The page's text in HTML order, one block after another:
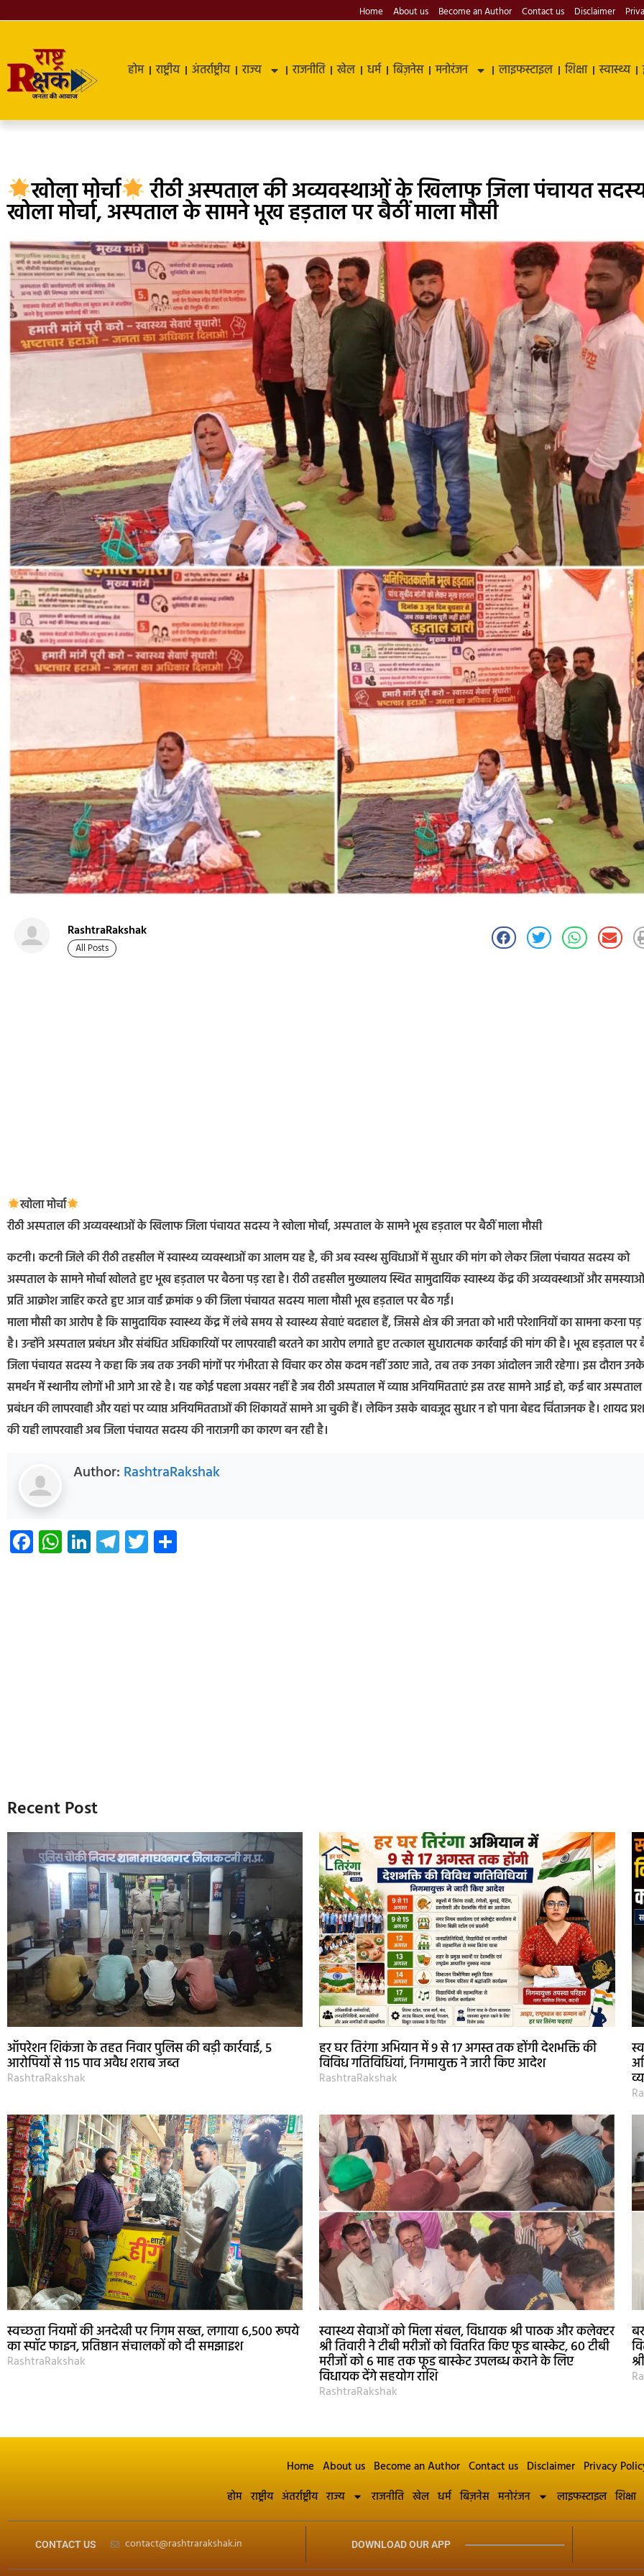
Home About us Become an Author Contact us Disclaimer
होम राष्ट्रीय अंतर्राष्ट्रीय राज्य राजनीति खेल धर्म बिज़नेस मनोरंजन लाइफस्टाइल शिक्षा स्वास्थ्य
खोला मोर्चा रीठी अस्पताल की अव्यवस्थाओं के खिलाफ जिला पंचायत
खोला मोर्चा, अस्पताल के सामने भूख हड़ताल पर बैठीं माला मौसी
RashtraRakshak
All Posts
खोला मोर्चा
रीठी अस्पताल की अव्यवस्थाओं के खिलाफ जिला पंचायत सदस्य ने खोला मोर्चा, अस्पताल के सामने भूख हड़ताल पर बैठीं माला मौसी
कटनी। कटनी जिले की रीठी तहसील में स्वास्थ्य व्यवस्थाओं का आलम यह है, की अब स्वस्थ सुविधाओं में सुधार की मांग को लेकर जिला पंचायत सदस्य को
अस्पताल के सामने मोर्चा खोलते हुए भूख हड़ताल पर बैठना पड़ रहा है। रीठी तहसील मुख्यालय स्थित सामुदायिक स्वास्थ्य केंद्र की अव्यवस्थाओं और
प्रति आक्रोश जाहिर करते हुए आज वार्ड क्रमांक 9 की जिला पंचायत सदस्य माला मौसी भूख हड़ताल पर बैठ गईं।
माला मौसी का आरोप है कि सामुदायिक स्वास्थ्य केंद्र में लंबे समय से स्वास्थ्य सेवाएं बदहाल हैं, जिससे क्षेत्र की जनता को भारी परेशानियों का सामना करना पड़
है। उन्होंने अस्पताल प्रबंधन और संबंधित अधिकारियों पर लापरवाही बरतने का आरोप लगाते हुए तत्काल सुधारात्मक कार्रवाई की मांग की है। भूख हड़ताल पर
जिला पंचायत सदस्य ने कहा कि जब तक उनकी मांगों पर गंभीरता से विचार कर ठोस कदम नहीं उठाए जाते, तब तक उनका आंदोलन जारी रहेगा। इस दौरान उनके
समर्थन में स्थानीय लोगों भी आगे आ रहे है। यह कोई पहला अवसर नहीं है जब रीठी अस्पताल में व्याप्त अनियमितताएं इस तरह सामने आई हो, कई बार अस्पताल
प्रबंधन की लापरवाही और यहां पर व्याप्त अनियमितताओं की शिकायतें सामने आ चुकी हैं। लेकिन उसके बावजूद सुधार न हो पाना बेहद चिंताजनक है। शायद
की यही लापरवाही अब जिला पंचायत सदस्य की नाराजगी का कारण बन रही है।
Author: RashtraRakshak
Facebook
WhatsApp
LinkedIn
Telegram
Twitter
Recent Post
ऑपरेशन शिकंजा के तहत निवार पुलिस की बड़ी कार्रवाई, 5
आरोपियों से 115 पाव अवैध शराब जब्त
RashtraRakshak
हर घर तिरंगा अभियान में 9 से 17 अगस्त तक होंगी देशभक्ति की
विविध गतिविधियां, निगमायुक्त ने जारी किए आदेश
RashtraRakshak
स्वच्छता नियमों की अनदेखी पर निगम सख्त, लगाया 6,500 रूपये
का स्पॉट फाइन, प्रतिष्ठान संचालकों को दी समझाइश
RashtraRakshak
स्वास्थ्य सेवाओं को मिला संबल, विधायक श्री पाठक और कलेक्टर
श्री तिवारी ने टीबी मरीजों को वितरित किए फूड बास्केट, 60 टीबी
मरीजों को 6 माह तक फूड बास्केट उपलब्ध कराने के लिए
विधायक देंगे सहयोग राशि
RashtraRakshak
Home About us Become an Author Contact us Disclaimer Privacy
होम राष्ट्रीय अंतर्राष्ट्रीय राज्य राजनीति खेल धर्म बिज़नेस मनोरंजन लाइफस्टाइल शिक्षा
CONTACT US contact@rashtrarakshak.in DOWNLOAD OUR APP